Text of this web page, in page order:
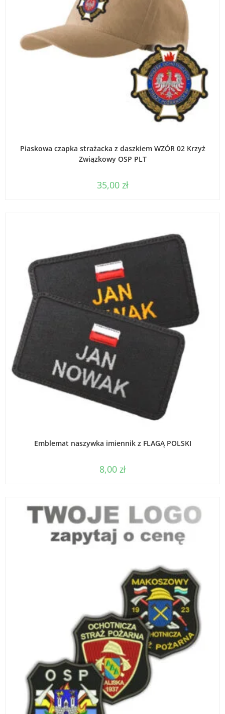
Piaskowa czapka strażacka z daszkiem WZÓR 02 Krzyż
Związkowy OSP PLT
35,00 zł
Emblemat naszywka imiennik z FLAGĄ POLSKI
8,00 zł